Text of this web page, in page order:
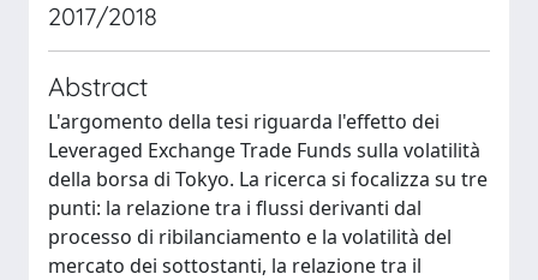
2017/2018
Abstract
L'argomento della tesi riguarda l'effetto dei
Leveraged Exchange Trade Funds sulla volatilità
della borsa di Tokyo. La ricerca si focalizza su tre
punti: la relazione tra i flussi derivanti dal
processo di ribilanciamento e la volatilità del
mercato dei sottostanti, la relazione tra il